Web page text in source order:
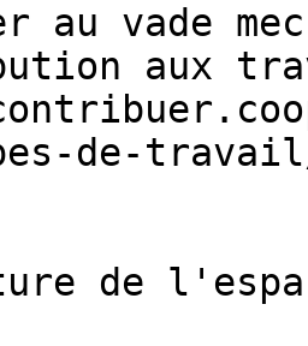
au vade
aux
de-
de